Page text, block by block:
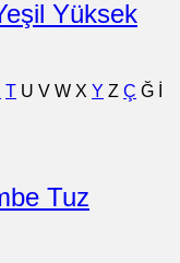
Yüksek
T U V W X Y Z Ç Ğ
Tuz